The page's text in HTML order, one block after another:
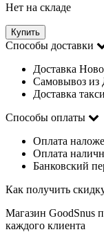
Нет на складе
Купить
Способы доставки
Доставка
Самовывоз из
Доставка
Способы оплаты
Оплата
Оплата
Банковский
Как получить
Магазин GoodSnus
каждого клиента